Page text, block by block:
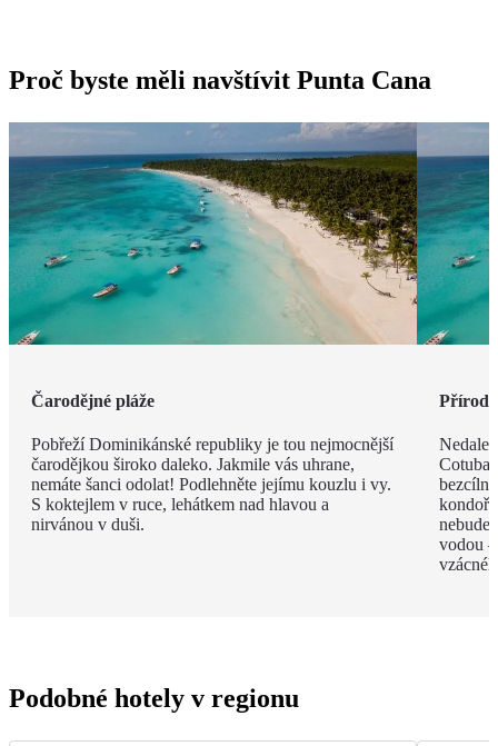
Proč byste měli navštívit Punta Cana
Čarodějné pláže
Pobřeží Dominikánské republiky je tou nejmocnější
čarodějkou široko daleko. Jakmile vás uhrane,
nemáte šanci odolat! Podlehněte jejímu kouzlu i vy.
S koktejlem v ruce, lehátkem nad hlavou a
nirvánou v duši.
vodou
Podobné hotely v regionu